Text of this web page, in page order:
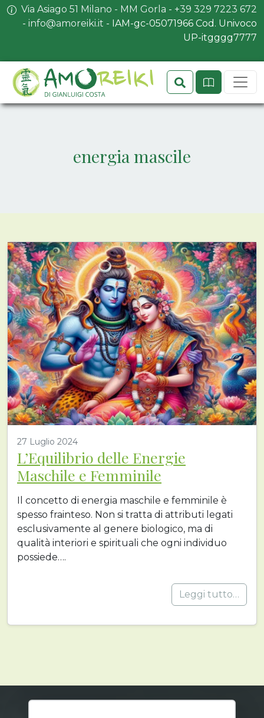
Via Asiago 51 Milano - MM Gorla - +39 329 7223 672
- info@amoreiki.it - ​​IAM-gc-05071966 Cod. Univoco
UP-itgggg7777
Search
energia mascile
27 Luglio 2024
L’Equilibrio delle Energie
Maschile e Femminile
Il concetto di energia maschile e femminile è
spesso frainteso. Non si tratta di attributi legati
esclusivamente al genere biologico, ma di
qualità interiori e spirituali che ogni individuo
possiede….
Leggi tutto…